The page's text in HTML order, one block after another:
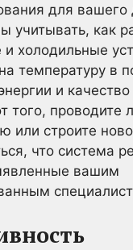
для
учитывать, как
и холодильные
температуру в
и качество
того, проводите
или строите
что система
вашим